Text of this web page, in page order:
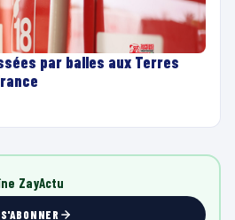
par balles aux Terres
ZayActu
S'ABONNER